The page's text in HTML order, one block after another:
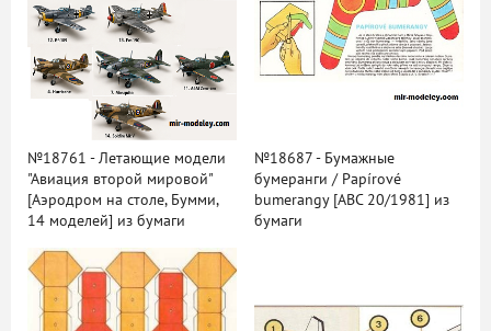
№18761 - Летающие модели
"Авиация второй мировой"
[Аэродром на столе, Бумми,
14 моделей] из бумаги
№18687 - Бумажные
бумеранги / Papírové
bumerangy [ABC 20/1981] из
бумаги